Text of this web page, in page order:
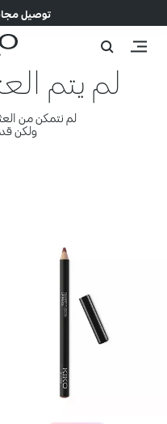
توصيل
لم يتم
لم نتمكن من
ولكن قد